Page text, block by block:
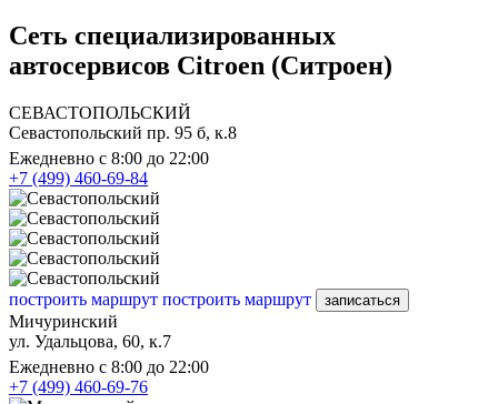
Сеть специализированных
автосервисов Citroen (Ситроен)
СЕВАСТОПОЛЬСКИЙ
Севастопольский пр. 95 б, к.8
Ежедневно с 8:00 до 22:00
+7 (499) 460-69-84
построить маршрут построить маршрут записаться
Мичуринский
ул. Удальцова, 60, к.7
Ежедневно с 8:00 до 22:00
+7 (499) 460-69-76